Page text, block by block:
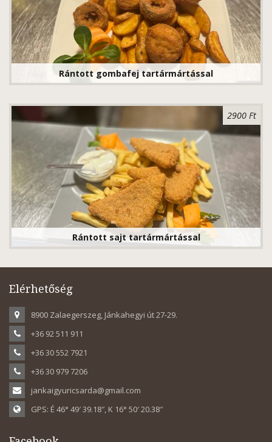
Rántott gombafej tartármártással
Rántott sajt tartármártással
2900 Ft
Elérhetőség
8900 Zalaegerszeg, Jánkahegyi út 27-29.
+36 92 511 911
+36 30 552 7921
+36 30 979 7206
jankaigyuricsarda@gmail.com
GPS: É 46° 49′ 39.18″, K 16° 50′ 20.38″